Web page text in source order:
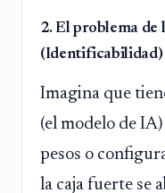
2. El problema de
(Identificabilidad)
Imagina que
(el modelo de
pesos o
la caja fuerte se